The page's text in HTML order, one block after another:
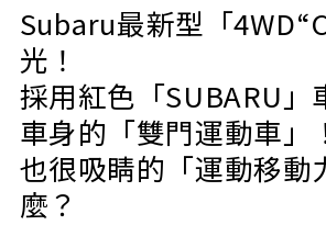
Subaru最新型「
光！
採用紅色「SUBARU」
車身的「雙門運動車」
也很吸睛的「運動移動
麼？